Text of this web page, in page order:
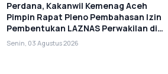
Perdana, Kakanwil Kemenag Aceh
Pimpin Rapat Pleno Pembahasan Izin
Pembentukan LAZNAS Perwakilan di
Aceh
Senin, 03 Agustus 2026